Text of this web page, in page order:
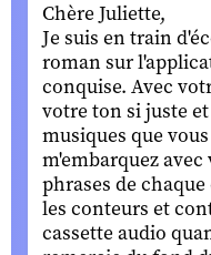
Chère Juliette,
Je suis en train
roman sur
conquise. Avec
votre ton si juste
musiques que
m'embarquez avec
phrases de
les conteurs et
cassette audio